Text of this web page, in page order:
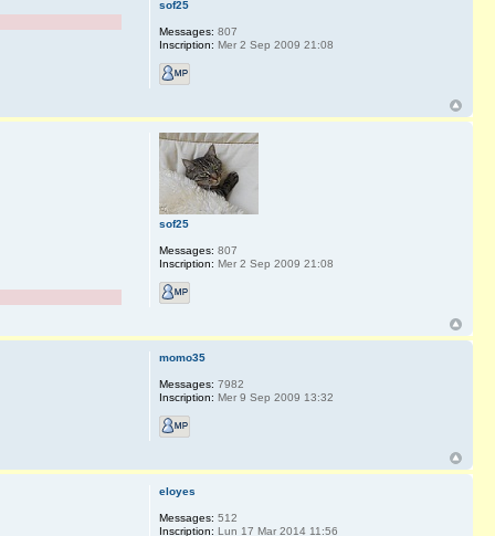
sof25
Messages: 807
Inscription: Mer 2 Sep 2009 21:08
sof25
Messages: 807
Inscription: Mer 2 Sep 2009 21:08
momo35
Messages: 7982
Inscription: Mer 9 Sep 2009 13:32
eloyes
Messages: 512
Inscription: Lun 17 Mar 2014 11:56